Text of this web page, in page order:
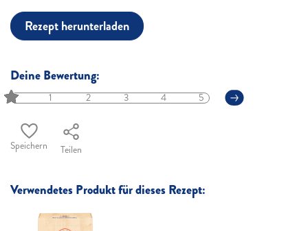
Rezept herunterladen
Deine Bewertung:
1 2 3 4 5
Speichern Teilen
Verwendetes Produkt für dieses Rezept: